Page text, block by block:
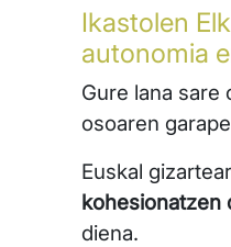
Ikastolen
autonomia
Gure lana sare
osoaren
Euskal
kohesionatzen
diena.